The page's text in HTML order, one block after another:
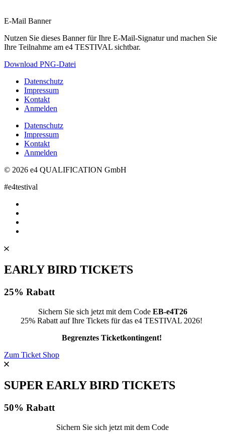
E-Mail Banner
Nutzen Sie dieses Banner für Ihre E-Mail-Signatur und machen Sie
Ihre Teilnahme am e4 TESTIVAL sichtbar.
Download PNG-Datei
Datenschutz
Impressum
Kontakt
Anmelden
Datenschutz
Impressum
Kontakt
Anmelden
© 2026 e4 QUALIFICATION GmbH
#e4testival
EARLY BIRD TICKETS
25% Rabatt
Sichern Sie sich jetzt mit dem Code EB-e4T26
25% Rabatt auf Ihre Tickets für das e4 TESTIVAL 2026!
Begrenztes Ticketkontingent!
Zum Ticket Shop
SUPER EARLY BIRD TICKETS
50% Rabatt
Sichern Sie sich jetzt mit dem Code